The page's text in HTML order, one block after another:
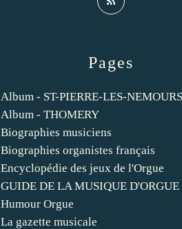
Pages
Album - ST-PIERRE-LES-NEMOURS
Album - THOMERY
Biographies musiciens
Biographies organistes français
Encyclopédie des jeux de l'Orgue
GUIDE DE LA MUSIQUE D'ORGUE
Humour Orgue
La gazette musicale